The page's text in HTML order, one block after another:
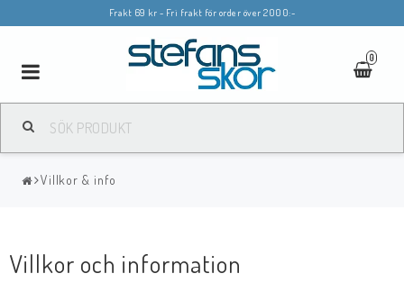
Frakt 69 kr - Fri frakt för order över 2000:-
0
Toggle
navigation
Villkor & info
Villkor och information